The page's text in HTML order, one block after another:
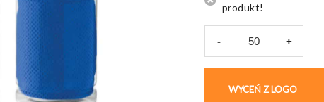
produkt!
-
poliestrowy
+
WYCEŃ Z LOGO